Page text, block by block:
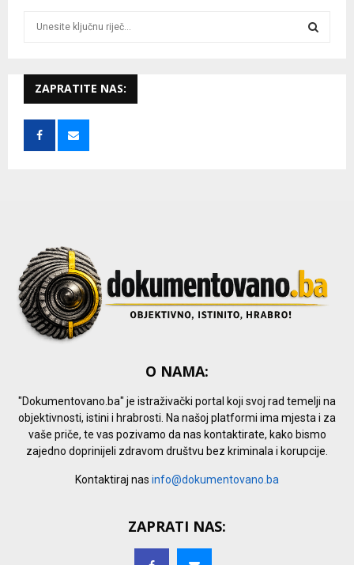
h
f
r
ZAPRATITE NAS:
O NAMA:
"Dokumentovano.ba" je istraživački portal koji svoj rad temelji na
objektivnosti, istini i hrabrosti. Na našoj platformi ima mjesta i za
vaše priče, te vas pozivamo da nas kontaktirate, kako bismo
zajedno doprinijeli zdravom društvu bez kriminala i korupcije.
Kontaktiraj nas info@dokumentovano.ba
ZAPRATI NAS: